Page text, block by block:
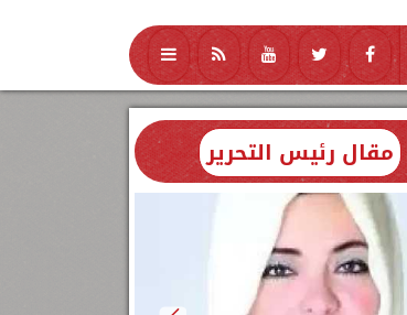
تكنولوجيا منوعات محافظات
مقال رئيس التحرير